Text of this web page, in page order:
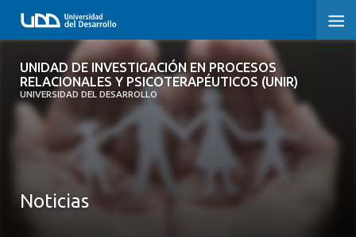
UNIDAD DE INVESTIGACIÓN EN PROCESOS
RELACIONALES Y PSICOTERAPÉUTICOS (UNIR)
UNIVERSIDAD DEL DESARROLLO
UNIDAD DE INVESTIGACIÓN EN
PROCESOS RELACIONALES Y
PSICOTERAPÉUTICOS (UNIR)
EQUIPO
Noticias